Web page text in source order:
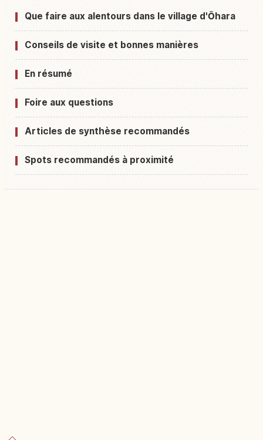
Que faire aux alentours dans le village d'Ōhara
Conseils de visite et bonnes manières
En résumé
Foire aux questions
Articles de synthèse recommandés
Spots recommandés à proximité